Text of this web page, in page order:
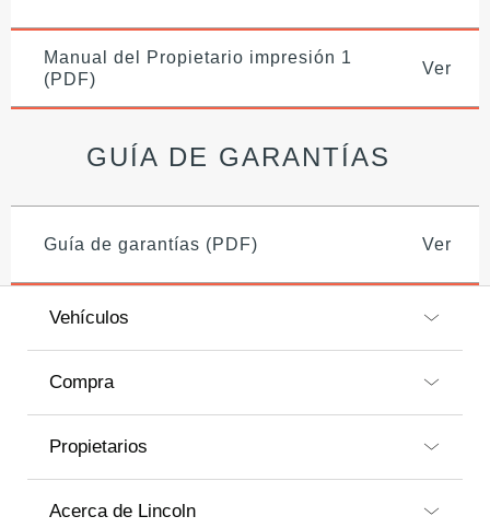
Manual del Propietario impresión 1
(PDF)
Ver
GUÍA DE GARANTÍAS
Guía de garantías (PDF) Ver
Vehículos
Compra
Propietarios
Acerca de Lincoln